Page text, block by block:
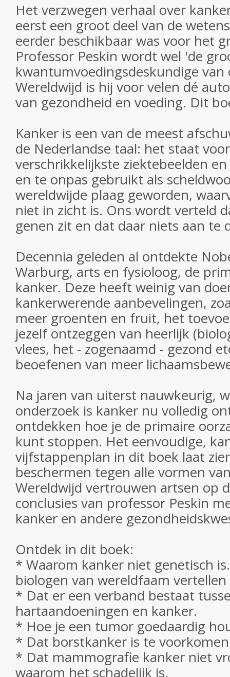
Het verzwegen verhaal over
eerst een groot deel van de
eerder beschikbaar was voor het
Professor Peskin wordt wel 'de
kwantumvoedingsdeskundige
Wereldwijd is hij voor velen dé
van gezondheid en voeding. Dit
Kanker is een van de meest
de Nederlandse taal: het staat
verschrikkelijkste ziektebeelden
en te onpas gebruikt als
wereldwijde plaag geworden,
niet in zicht is. Ons wordt verteld
genen zit en dat daar niets aan te
Decennia geleden al ontdekte
Warburg, arts en fysioloog, de
kanker. Deze heeft weinig van
kankerwerende aanbevelingen,
meer groenten en fruit, het
jezelf ontzeggen van heerlijk
vlees, het - zogenaamd - gezond
beoefenen van meer
Na jaren van uiterst nauwkeurig,
onderzoek is kanker nu volledig
ontdekken hoe je de primaire
kunt stoppen. Het eenvoudige,
vijfstappenplan in dit boek laat
beschermen tegen alle vormen
Wereldwijd vertrouwen artsen op
conclusies van professor Peskin
kanker en andere
Ontdek in dit boek:
* Waarom kanker niet genetisch
biologen van wereldfaam
* Dat er een verband bestaat
hartaandoeningen en kanker.
* Hoe je een tumor goedaardig
* Dat borstkanker is te
* Dat mammografie kanker niet
waarom het schadelijk is.